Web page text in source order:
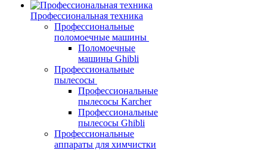
Профессиональная техника
Профессиональные
поломоечные машины
Поломоечные
машины Ghibli
Профессиональные
пылесосы
Профессиональные
пылесосы Karcher
Профессиональные
пылесосы Ghibli
Профессиональные
аппараты для химчистки